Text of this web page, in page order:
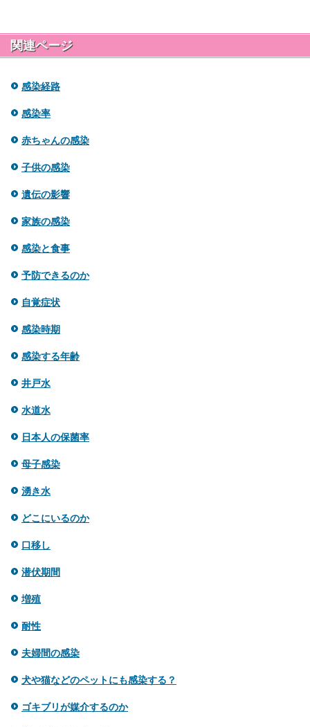
関連ページ
感染経路
感染率
赤ちゃんの感染
子供の感染
遺伝の影響
家族の感染
感染と食事
予防できるのか
自覚症状
感染時期
感染する年齢
井戸水
水道水
日本人の保菌率
母子感染
湧き水
どこにいるのか
口移し
潜伏期間
増殖
耐性
夫婦間の感染
犬や猫などのペットにも感染する？
ゴキブリが媒介するのか